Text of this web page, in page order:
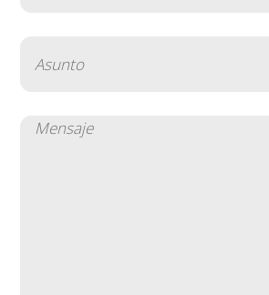
(Obligatorio)
Mensaje